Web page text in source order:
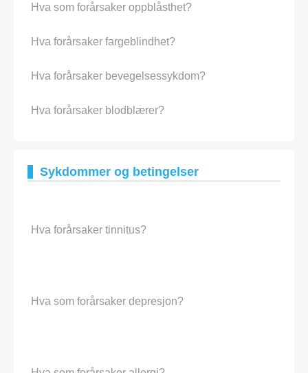
Hva som forårsaker oppblåsthet?
Hva forårsaker fargeblindhet?
Hva forårsaker bevegelsessykdom?
Hva forårsaker blodblærer?
Sykdommer og betingelser
Hva forårsaker tinnitus?
Hva som forårsaker depresjon?